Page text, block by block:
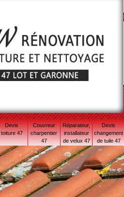
Devis
toiture 47
Couvreur
charpentier
47
Réparateur,
installateur
de velux 47
Devis
changement
de tuile 47